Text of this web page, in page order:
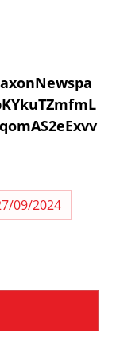
09/2024